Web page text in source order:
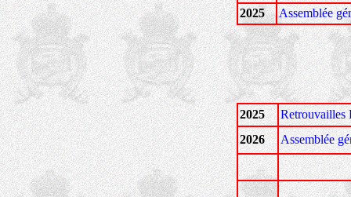
2025
Assemblée
2025
Retrouvailles
2026
Assemblée